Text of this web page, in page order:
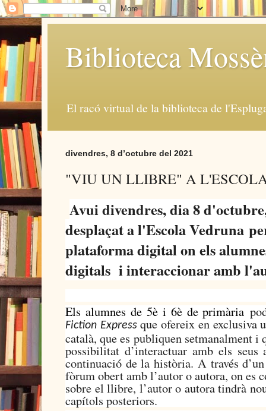
Biblioteca
El racó virtual de la biblioteca de
divendres, 8 d’octubre del 2021
"VIU UN LLIBRE" A
Avui divendres, dia 8
desplaçat a l'Escola Vedruna
plataforma digital on els
digitals i interaccionar amb
Els alumnes de 5è i 6è de primària
Fiction Expressque ofereix en exclusiva
català, que es publiquen setmanalment
possibilitat d’interactuar amb els
continuació de la història. A través
fòrum obert amb l’autor o autora, on es
sobre el llibre, l’autor o autora tindrà
capítols posteriors.